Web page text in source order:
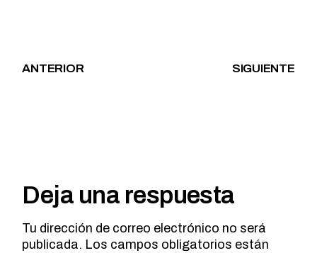
ANTERIOR SIGUIENTE
Deja una respuesta
Tu dirección de correo electrónico no será
publicada. Los campos obligatorios están